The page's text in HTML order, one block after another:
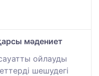
мәдениет
ойлауды
шешудегі